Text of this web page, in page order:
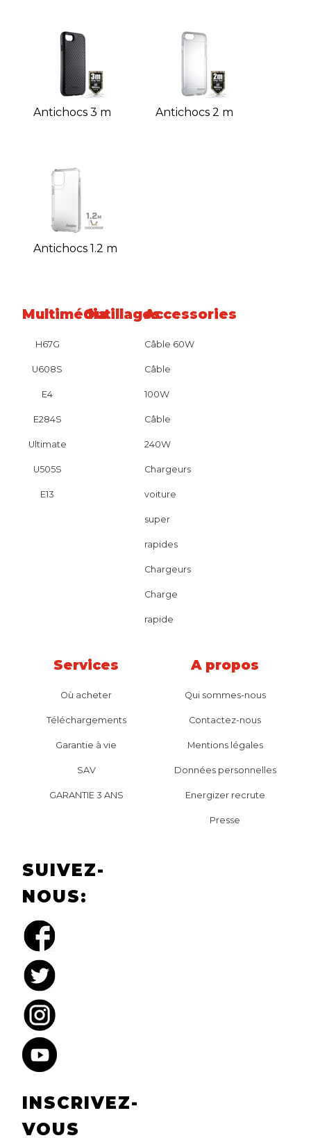
Antichocs 3 m Antichocs 2 m
Antichocs 1.2 m
Multimédia
H67G
U608S
E4
E284S
Ultimate
U505S
E13
OutillagesAccessories
Câble 60W
Câble
100W
Câble
240W
Chargeurs
voiture
super
rapides
Chargeurs
Charge
rapide
Services
Où acheter
Téléchargements
Garantie à vie
SAV
GARANTIE 3 ANS
A propos
Qui sommes-nous
Contactez-nous
Mentions légales
Données personnelles
Energizer recrute
Presse
SUIVEZ-
NOUS:
INSCRIVEZ-
VOUS